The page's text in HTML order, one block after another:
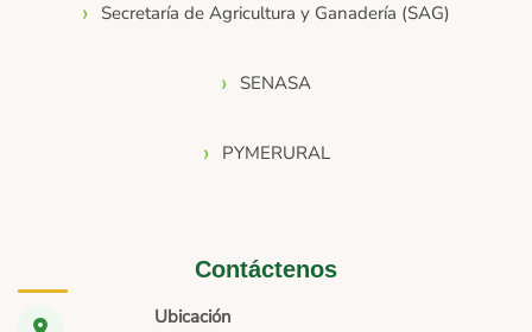
Secretaría de Agricultura y Ganadería (SAG)
SENASA
PYMERURAL
Contáctenos
Ubicación